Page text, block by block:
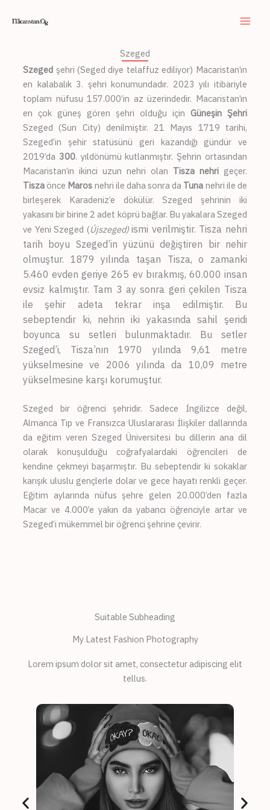
Szeged
Szeged şehri (Seged diye telaffuz ediliyor) Macaristan’ın
en kalabalık 3. şehri konumundadır. 2023 yılı itibariyle
toplam nüfusu 157.000’in az üzerindedir. Macaristan’ın
en çok güneş gören şehri olduğu için Güneşin Şehri
Szeged (Sun City) denilmiştir. 21 Mayıs 1719 tarihi,
Szeged’in şehir statüsünü geri kazandığı gündür ve
2019’da 300. yıldönümü kutlanmıştır. Şehrin ortasından
Macaristan’ın ikinci uzun nehri olan Tisza nehrigeçer.
Tisza önce Maros nehri ile daha sonra da Tuna nehri ile de
birleşerek Karadeniz’e dökülür. Szeged şehrinin iki
yakasını bir birine 2 adet köprü bağlar. Bu yakalara Szeged
ve Yeni Szeged (Újszeged)ismi verilmiştir. Tisza nehri
tarih boyu Szeged’in yüzünü değiştiren bir nehir
olmuştur. 1879 yılında taşan Tisza, o zamanki
5.460 evden geriye 265 ev bırakmış, 60.000 insan
evsiz kalmıştır. Tam 3 ay sonra geri çekilen Tisza
ile şehir adeta tekrar inşa edilmiştir. Bu
sebeptendir ki, nehrin iki yakasında sahil şeridi
boyunca su setleri bulunmaktadır. Bu setler
Szeged’i, Tisza’nın 1970 yılında 9,61 metre
yükselmesine ve 2006 yılında da 10,09 metre
yükselmesine karşı korumuştur.
Szeged bir öğrenci şehridir. Sadece İngilizce değil,
Almanca Tıp ve Fransızca Uluslararası İlişkiler dallarında
da eğitim veren Szeged Üniversitesi bu dillerin ana dil
olarak konuşulduğu coğrafyalardaki öğrencileri de
kendine çekmeyi başarmıştır. Bu sebeptendir ki sokaklar
karışık uluslu gençlerle dolar ve gece hayatı renkli geçer.
Eğitim aylarında nüfus şehre gelen 20.000’den fazla
Macar ve 4.000’e yakın da yabancı öğrenciyle artar ve
Szeged’i mükemmel bir öğrenci şehrine çevirir.
Suitable Subheading
My Latest Fashion Photography
Lorem ipsum dolor sit amet, consectetur adipiscing elit
tellus.